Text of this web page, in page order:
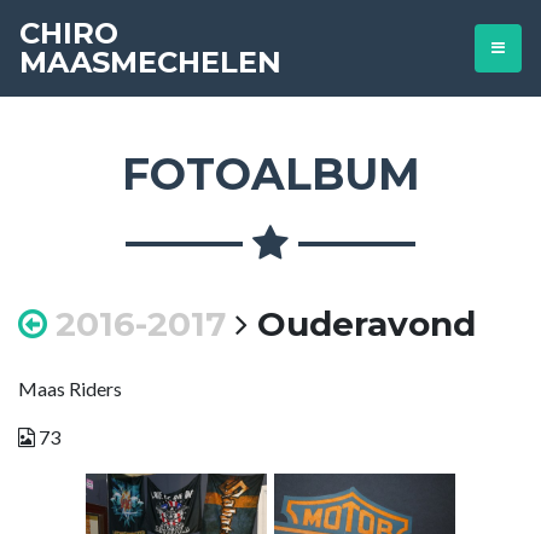
CHIRO
MAASMECHELEN
FOTOALBUM
2016-2017 Ouderavond
Maas Riders
73